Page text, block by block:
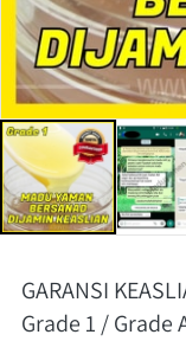
GARANSI
Grade 1 / Grade